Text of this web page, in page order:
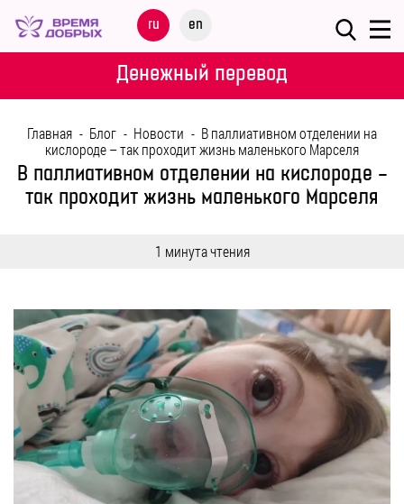
ru en
Меню
НАШИ
ДЕТИ
МЕРОПРИЯТИЯ
ПОМОЩЬ
БЛОГ
Денежный перевод
Главная - Блог - Новости - В паллиативном отделении на
кислороде – так проходит жизнь маленького Марселя
В паллиативном отделении на кислороде –
так проходит жизнь маленького Марселя
1 минута чтения